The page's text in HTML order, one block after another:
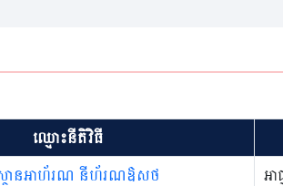
ឈ្មោះនីតិវិធី
ស្ថានអាហ័រណ នីហ័រណឱសថ អ